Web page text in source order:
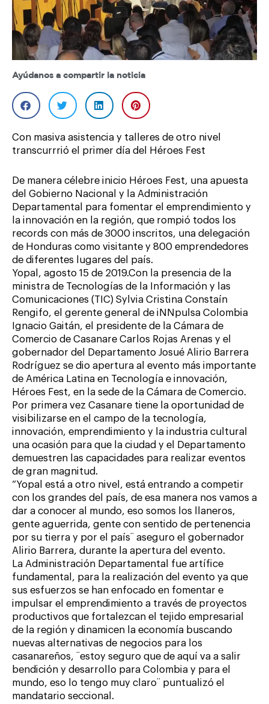
Ayúdanos a compartir la noticia
Con masiva asistencia y talleres de otro nivel
transcurrrió el primer día del Héroes Fest
De manera célebre inicio Héroes Fest, una apuesta
del Gobierno Nacional y la Administración
Departamental para fomentar el emprendimiento y
la innovación en la región, que rompió todos los
records con más de 3000 inscritos, una delegación
de Honduras como visitante y 800 emprendedores
de diferentes lugares del país.
Yopal, agosto 15 de 2019.Con la presencia de la
ministra de Tecnologías de la Información y las
Comunicaciones (TIC) Sylvia Cristina Constaín
Rengifo, el gerente general de iNNpulsa Colombia
Ignacio Gaitán, el presidente de la Cámara de
Comercio de Casanare Carlos Rojas Arenas y el
gobernador del Departamento Josué Alirio Barrera
Rodríguez se dio apertura al evento más importante
de América Latina en Tecnología e innovación,
Héroes Fest, en la sede de la Cámara de Comercio.
Por primera vez Casanare tiene la oportunidad de
visibilizarse en el campo de la tecnología,
innovación, emprendimiento y la industria cultural
una ocasión para que la ciudad y el Departamento
demuestren las capacidades para realizar eventos
de gran magnitud.
“Yopal está a otro nivel, está entrando a competir
con los grandes del país, de esa manera nos vamos a
dar a conocer al mundo, eso somos los llaneros,
gente aguerrida, gente con sentido de pertenencia
por su tierra y por el país¨ aseguro el gobernador
Alirio Barrera, durante la apertura del evento.
La Administración Departamental fue artífice
fundamental, para la realización del evento ya que
sus esfuerzos se han enfocado en fomentar e
impulsar el emprendimiento a través de proyectos
productivos que fortalezcan el tejido empresarial
de la región y dinamicen la economía buscando
nuevas alternativas de negocios para los
casanareños, ¨estoy seguro que de aquí va a salir
bendición y desarrollo para Colombia y para el
mundo, eso lo tengo muy claro¨ puntualizó el
mandatario seccional.